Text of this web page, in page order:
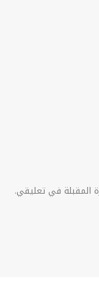
المقبلة في تعليقي.